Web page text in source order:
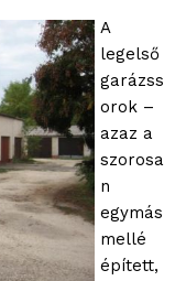
A
legelső
garázss
orok –
azaz a
szorosa
n
egymás
mellé
épített,